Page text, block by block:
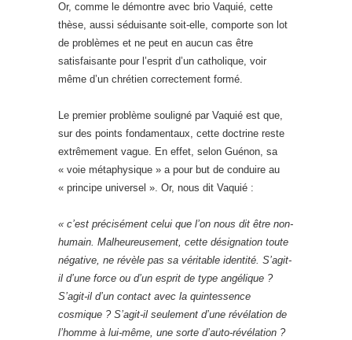
Or, comme le démontre avec brio Vaquié, cette
thèse, aussi séduisante soit-elle, comporte son lot
de problèmes et ne peut en aucun cas être
satisfaisante pour l’esprit d’un catholique, voir
même d’un chrétien correctement formé.
Le premier problème souligné par Vaquié est que,
sur des points fondamentaux, cette doctrine reste
extrêmement vague. En effet, selon Guénon, sa
« voie métaphysique » a pour but de conduire au
« principe universel ». Or, nous dit Vaquié :
« c’est précisément celui que l’on nous dit être non-
humain. Malheureusement, cette désignation toute
négative, ne révèle pas sa véritable identité. S’agit-
il d’une force ou d’un esprit de type angélique ?
S’agit-il d’un contact avec la quintessence
cosmique ? S’agit-il seulement d’une révélation de
l’homme à lui-même, une sorte d’auto-révélation ?